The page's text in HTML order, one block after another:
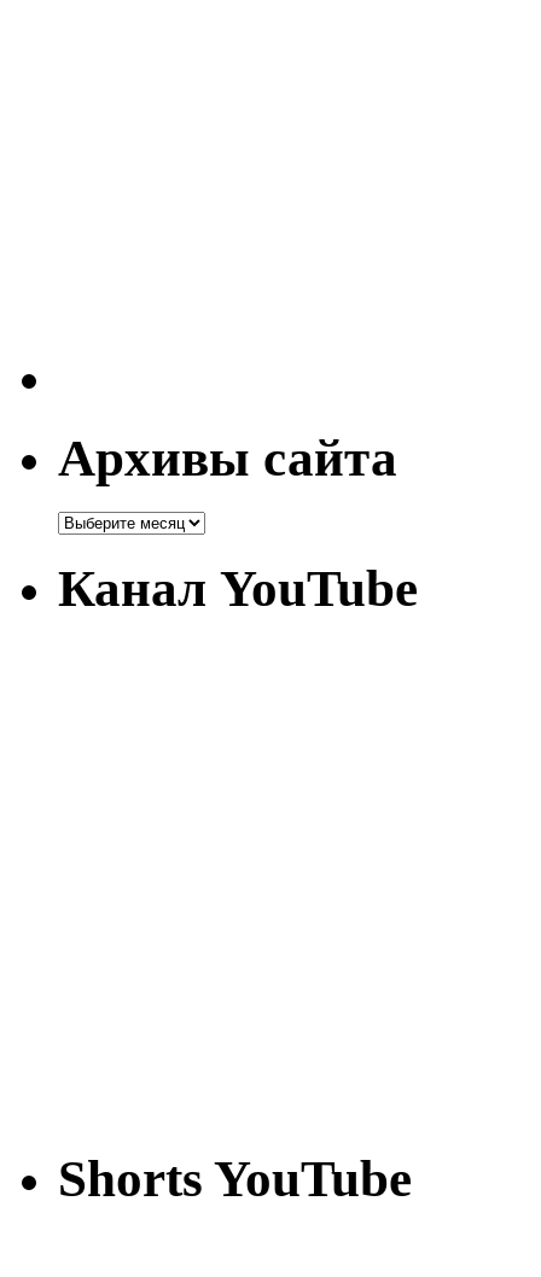
Архивы сайта
Канал YouTube
Shorts YouTube